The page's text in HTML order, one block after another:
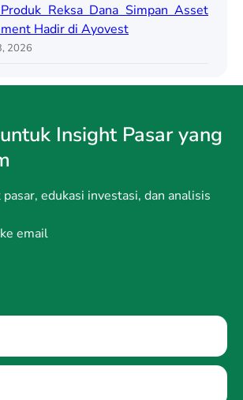
Reksa Dana Simpan Asset
Hadir di Ayovest
2026
Insight Pasar yang
edukasi investasi, dan analisis
email